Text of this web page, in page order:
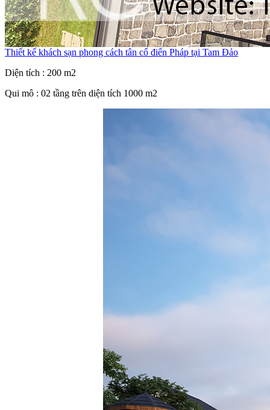
Thiết kế khách sạn phong cách tân cổ điển Pháp tại Tam Đảo
Diện tích : 200 m2
Qui mô : 02 tầng trên diện tích 1000 m2